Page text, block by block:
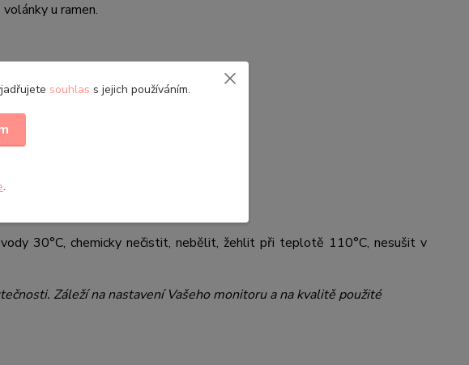
u ramen.
28 cm
29 cm
30 cm
31 cm
33 cm
30°C, chemicky nečistit, nebělit, žehlit při teplotě 110°C, nesušit v
Záleží na nastavení Vašeho monitoru a na kvalitě použité
souhlas s jejich používáním.
.